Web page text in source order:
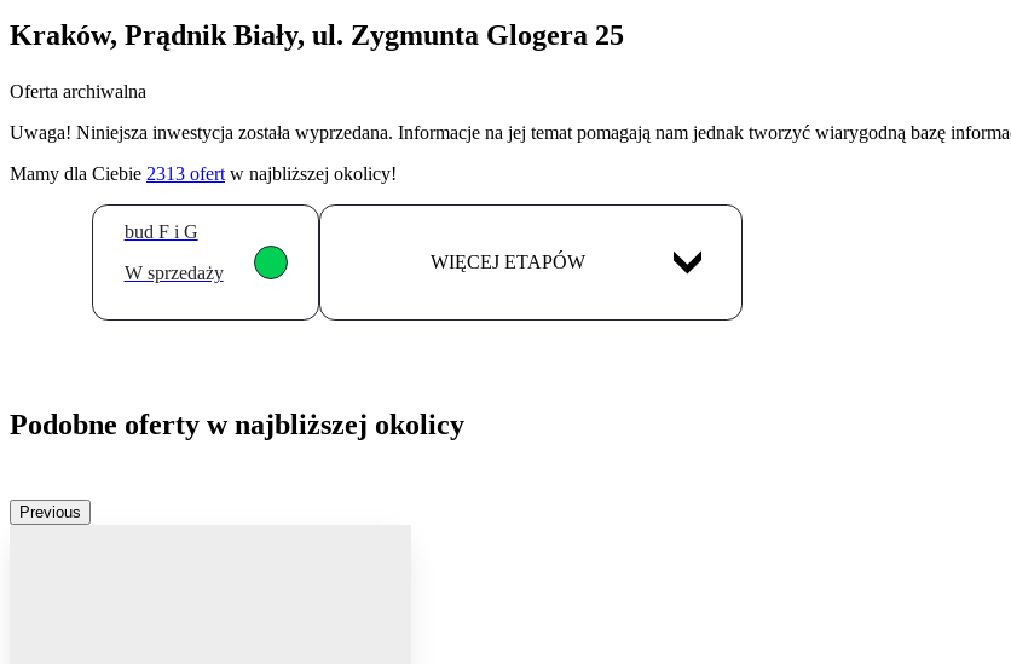
Kraków, Prądnik Biały, ul. Zygmunta Glogera 25
Oferta archiwalna
Uwaga! Niniejsza inwestycja została wyprzedana. Informacje na jej temat pomagają nam jednak tworzyć wiarygodną bazę
Mamy dla Ciebie 2313 ofert w najbliższej okolicy!
bud F i G
W sprzedaży
WIĘCEJ ETAPÓW
Podobne oferty w najbliższej okolicy
Previous